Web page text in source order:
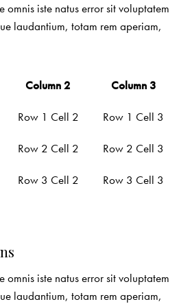
omnis iste natus error sit voluptatem
laudantium, totam rem aperiam,
Column 2 Column 3
Row 1 Cell 2 Row 1 Cell 3
Row 2 Cell 2 Row 2 Cell 3
Row 3 Cell 2 Row 3 Cell 3
omnis iste natus error sit voluptatem
laudantium, totam rem aperiam,